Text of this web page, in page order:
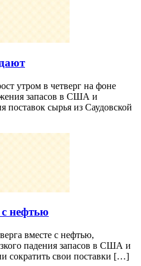
утром в четверг на фоне
запасов в США и
поставок сырья из Саудовской
нефтью
вместе с нефтью,
падения запасов в США и
сократить свои поставки […]